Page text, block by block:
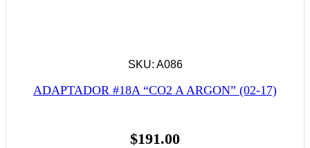
SKU: A086
ADAPTADOR #18A “CO2 A ARGON” (02-17)
$191.00